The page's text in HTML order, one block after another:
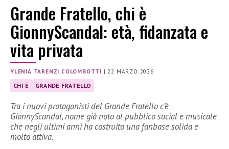
Grande Fratello, chi è
GionnyScandal: età, fidanzata e
vita privata
YLENIA TARENZI COLOMBOTTI |22 MARZO 2026
CHI È GRANDE FRATELLO
Tra i nuovi protagonisti del Grande Fratello c’è
GionnyScandal, nome già noto al pubblico social e musicale
che negli ultimi anni ha costruito una fanbase solida e
molto attiva.